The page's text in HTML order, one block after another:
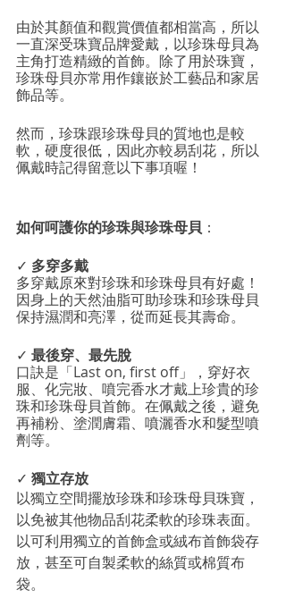
由於其顏值和觀賞價值都相當高，所以
一直深受珠寶品牌愛戴，以珍珠母貝為
主角打造精緻的首飾。除了用於珠寶，
珍珠母貝亦常用作鑲嵌於工藝品和家居
飾品等。
然而，珍珠跟珍珠母貝的質地也是較
軟，硬度很低，因此亦較易刮花，所以
佩戴時記得留意以下事項喔！
如何呵護你的珍珠與珍珠母貝 ：
✓ 多穿多戴
多穿戴原來對珍珠和珍珠母貝有好處！
因身上的天然油脂可助珍珠和珍珠母貝
保持濕潤和亮澤，從而延長其壽命。
✓ 最後穿、最先脫
口訣是「Last on, first off」，穿好衣
服、化完妝、噴完香水才戴上珍貴的珍
珠和珍珠母貝首飾。在佩戴之後，避免
再補粉、塗潤膚霜、噴灑香水和髮型噴
劑等。
✓ 獨立存放
以獨立空間擺放珍珠和珍珠母貝珠寶，
以免被其他物品刮花柔軟的珍珠表面。
以可利用獨立的首飾盒或絨布首飾袋存
放，甚至可自製柔軟的絲質或棉質布
袋。